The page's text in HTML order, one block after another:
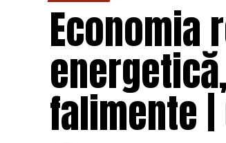
Economia
falimente